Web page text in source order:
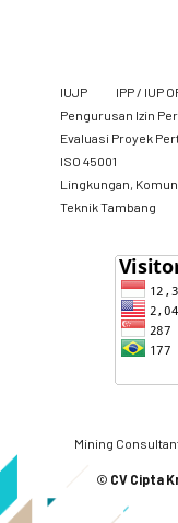
IUJP IPP / IUP
Pengurusan Izin
Evaluasi Proyek
ISO 45001
Lingkungan,
​Teknik Tambang
Mining
© CV Cipta